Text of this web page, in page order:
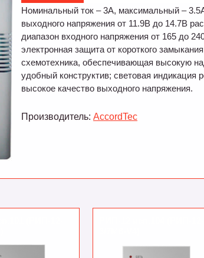
Номинальный ток – 3А, максимальный –
выходного напряжения от 11.9В до 14.7В
диапазон входного напряжения от 165 до
электронная защита от короткого
схемотехника, обеспечивающая высокую
удобный конструктив; световая индикация
высокое качество выходного напряжения.
Производитель:AccordTec